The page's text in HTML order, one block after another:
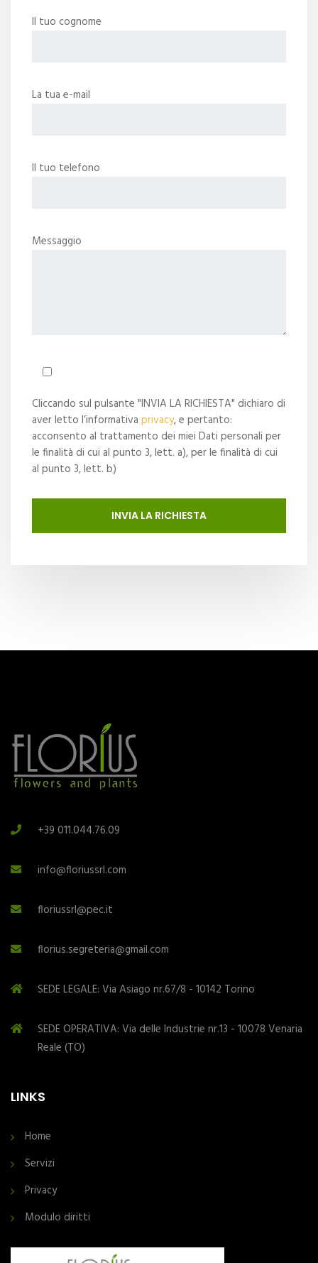
Il tuo cognome
La tua e-mail
Il tuo telefono
Messaggio
Cliccando sul pulsante "INVIA LA RICHIESTA" dichiaro di
aver letto l’informativa privacy, e pertanto:
acconsento al trattamento dei miei Dati personali per
le finalità di cui al punto 3, lett. a), per le finalità di cui
al punto 3, lett. b)
+39 011.044.76.09
info@floriussrl.com
floriussrl@pec.it
florius.segreteria@gmail.com
SEDE LEGALE: Via Asiago nr.67/8 - 10142 Torino
SEDE OPERATIVA: Via delle Industrie nr.13 - 10078 Venaria
Reale (TO)
LINKS
Home
Servizi
Privacy
Modulo diritti